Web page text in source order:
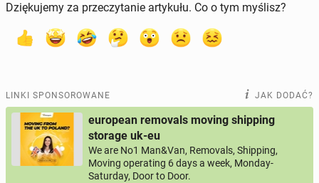
Dziękujemy za przeczytanie artykułu. Co o tym myślisz?
LINKI SPONSOROWANE JAK DODAĆ?
european removals moving shipping
storage uk-eu
We are No1 Man&Van, Removals, Shipping,
Moving operating 6 days a week, Monday-
Saturday, Door to Door.